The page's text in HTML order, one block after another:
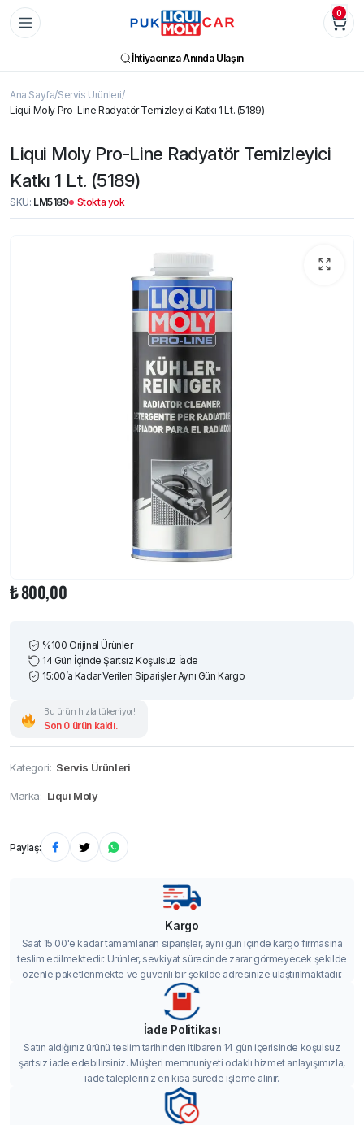
0
İhtiyacınıza Anında Ulaşın
Ana Sayfa Servis Ürünleri
Liqui Moly Pro-Line Radyatör Temizleyici Katkı 1 Lt. (5189)
Liqui Moly Pro-Line Radyatör Temizleyici
Katkı 1 Lt. (5189)
SKU: LM5189 Stokta yok
₺800,00
%100 Orijinal Ürünler
14 Gün İçinde Şartsız Koşulsuz İade
15:00’a Kadar Verilen Siparişler Aynı Gün Kargo
Bu ürün hızla tükeniyor!
Son 0 ürün kaldı.
Kategori: Servis Ürünleri
Marka: Liqui Moly
Paylaş:
Kargo
Saat 15:00'e kadar tamamlanan siparişler, aynı gün içinde kargo firmasına
teslim edilmektedir. Ürünler, sevkiyat sürecinde zarar görmeyecek şekilde
özenle paketlenmekte ve güvenli bir şekilde adresinize ulaştırılmaktadır.
İade Politikası
Satın aldığınız ürünü teslim tarihinden itibaren 14 gün içerisinde koşulsuz
şartsız iade edebilirsiniz. Müşteri memnuniyeti odaklı hizmet anlayışımızla,
iade talepleriniz en kısa sürede işleme alınır.